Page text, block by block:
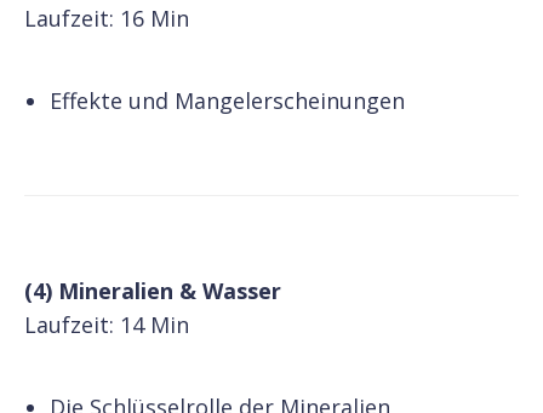
Laufzeit: 16 Min
Effekte und Mangelerscheinungen
(4) Mineralien & Wasser
Laufzeit: 14 Min
Die Schlüsselrolle der Mineralien